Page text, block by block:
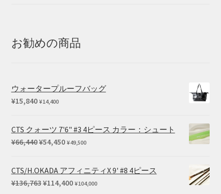
–
¥25,410
お勧めの商品
ウォータープルーフバッグ
¥15,840 ¥14,400
CTS クォーツ 7'6" #3 4ピース カラー：シュート
¥66,440元
価
¥54,450現
の
¥49,500
CTS/H.OKADA アフィニティX 9' #8 4ピース
¥136,763元
¥114,400現
¥104,000